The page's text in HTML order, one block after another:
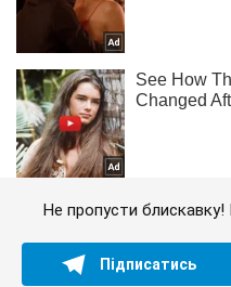
Не пропусти блискавку!
Підписатись